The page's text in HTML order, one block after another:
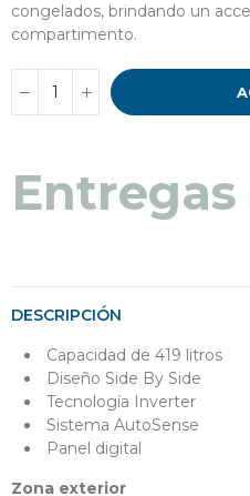
congelados, brindando un
compartimento.
DESCRIPCIÓN
Capacidad de 419 litros
Diseño Side By Side
Tecnología Inverter
Sistema AutoSense
Panel digital
Zona exterior